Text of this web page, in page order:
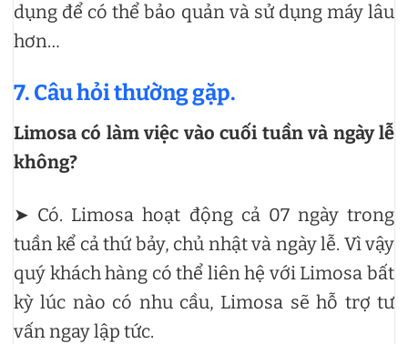
dụng để có thể bảo quản và sử dụng máy lâu
hơn…
7. Câu hỏi thường gặp.
Limosa có làm việc vào cuối tuần và ngày lễ
không?
➤ Có. Limosa hoạt động cả 07 ngày trong
tuần kể cả thứ bảy, chủ nhật và ngày lễ. Vì vậy
quý khách hàng có thể liên hệ với Limosa bất
kỳ lúc nào có nhu cầu, Limosa sẽ hỗ trợ tư
vấn ngay lập tức.